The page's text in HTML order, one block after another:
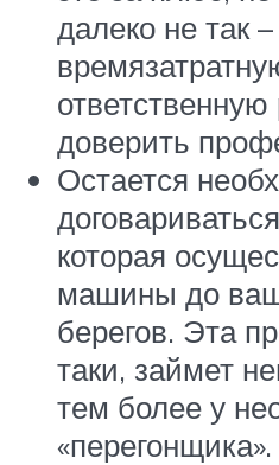
далеко не так
доверить
Остается
которая
машины до
берегов. Эта
таки, займет
тем более у
«перегонщика».